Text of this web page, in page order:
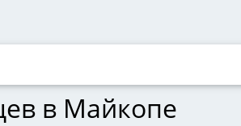
в Майкопе